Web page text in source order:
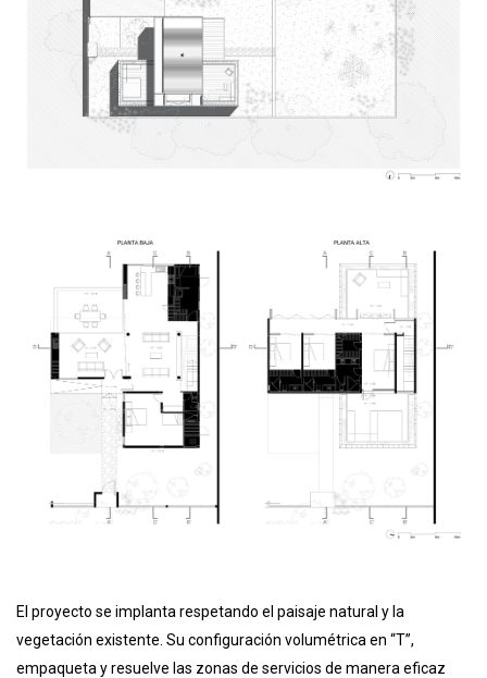
El proyecto se implanta respetando el paisaje natural y la
vegetación existente. Su configuración volumétrica en “T”,
empaqueta y resuelve las zonas de servicios de manera eficaz